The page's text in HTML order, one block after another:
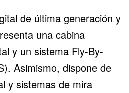
de última generación y
una cabina
y un sistema Fly-By-
Asimismo, dispone de
y sistemas de mira